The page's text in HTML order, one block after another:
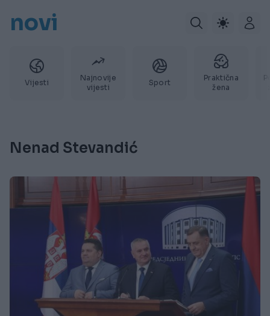
novi
Vijesti
Najnovije
vijesti
Sport
Praktična
žena
Nenad Stevandić